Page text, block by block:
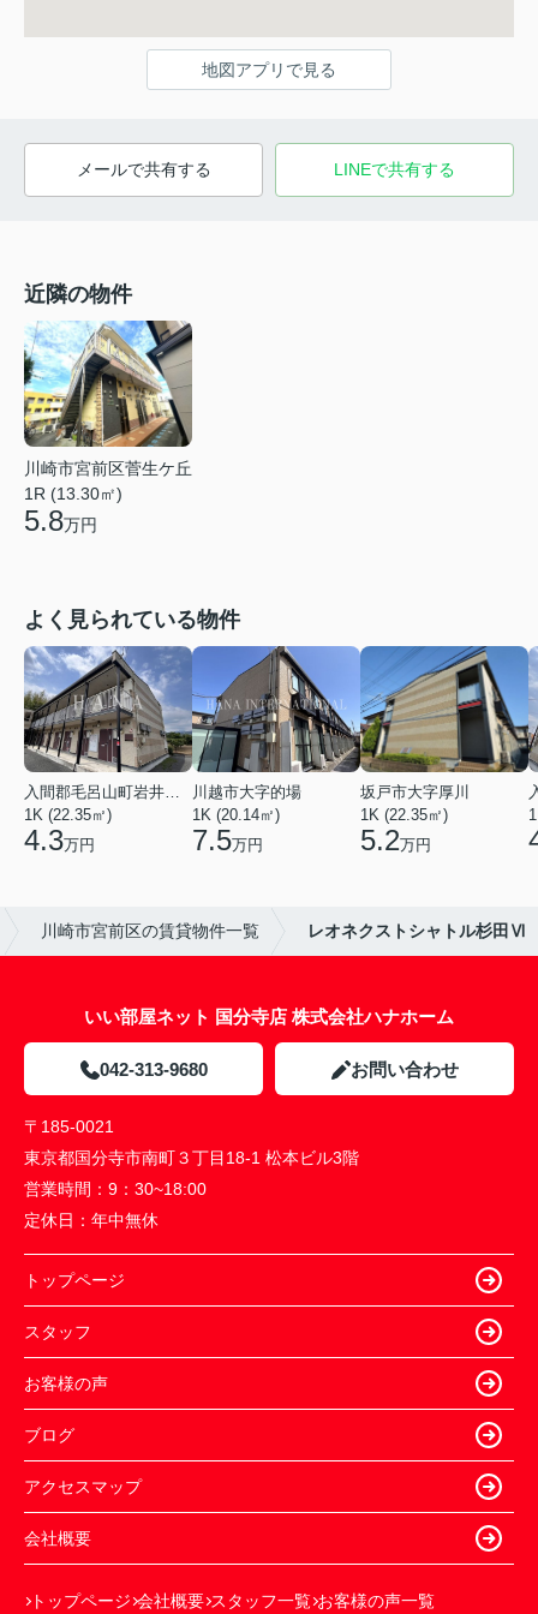
地図アプリで見る
メールで共有する LINEで共有する
近隣の物件
川崎市宮前区菅生ケ丘
1R (13.30㎡)
5.8万円
よく見られている物件
入間郡毛呂山町岩井西１丁目
1K (22.35㎡)
4.3万円
川越市大字的場
1K (20.14㎡)
7.5万円
坂戸市大字厚川
1K (22.35㎡)
5.2万円
川崎市宮前区の賃貸物件一覧 レオネクストシャトル杉田Ⅵ
いい部屋ネット 国分寺店 株式会社ハナホーム
042-313-9680 お問い合わせ
〒185-0021
東京都国分寺市南町３丁目18-1 松本ビル3階
営業時間： 9：30~18:00
定休日： 年中無休
トップページ
スタッフ
お客様の声
ブログ
アクセスマップ
会社概要
トップページ 会社概要 スタッフ一覧 お客様の声一覧